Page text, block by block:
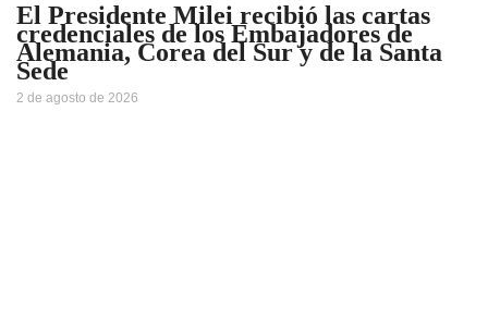
El Presidente Milei recibió las cartas
credenciales de los Embajadores de
Alemania, Corea del Sur y de la Santa
Sede
2 de agosto de 2026